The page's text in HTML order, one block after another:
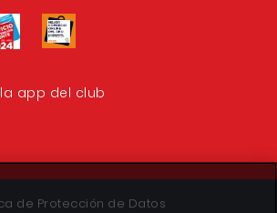
app del club
de Protección de Datos